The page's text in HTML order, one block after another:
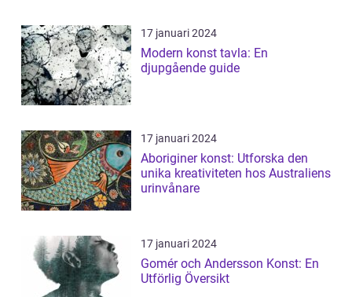
17 januari 2024
Modern konst tavla: En
djupgående guide
17 januari 2024
Aboriginer konst: Utforska den
unika kreativiteten hos Australiens
urinvånare
17 januari 2024
Gomér och Andersson Konst: En
Utförlig Översikt